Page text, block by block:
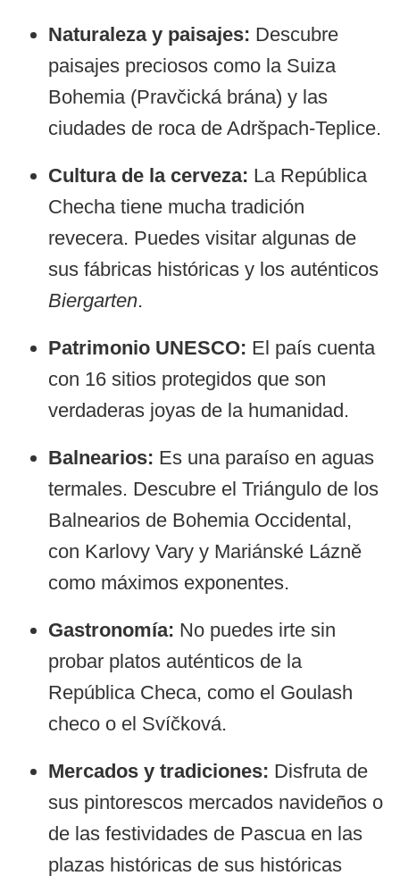
Naturaleza y paisajes: Descubre
paisajes preciosos como la Suiza
Bohemia (Pravčická brána) y las
ciudades de roca de Adršpach-Teplice.
Cultura de la cerveza: La República
Checha tiene mucha tradición
revecera. Puedes visitar algunas de
sus fábricas históricas y los auténticos
Biergarten.
Patrimonio UNESCO: El país cuenta
con 16 sitios protegidos que son
verdaderas joyas de la humanidad.
Balnearios: Es una paraíso en aguas
termales. Descubre el Triángulo de los
Balnearios de Bohemia Occidental,
con Karlovy Vary y Mariánské Lázně
como máximos exponentes.
Gastronomía: No puedes irte sin
probar platos auténticos de la
República Checa, como el Goulash
checo o el Svíčková.
Mercados y tradiciones: Disfruta de
sus pintorescos mercados navideños o
de las festividades de Pascua en las
plazas históricas de sus históricas